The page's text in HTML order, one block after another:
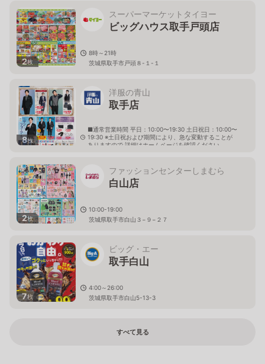
2枚
スーパーマーケットタイヨー
ビッグハウス取手戸頭店
8時～21時
茨城県取手市戸頭８-１-１
8枚
洋服の青山
取手店
■通常営業時間 平日：10:00〜19:30 土日祝日：10:00〜
19:30 ※土日祝および期間により、急な変動することが
ありますので 詳細はホームページを確認ください
2枚
ファッションセンターしまむら
白山店
10:00-19:00
茨城県取手市白山３−９−２７
7枚
ビッグ・エー
取手白山
4:00～26:00
茨城県取手市白山5-13-3
すべて見る